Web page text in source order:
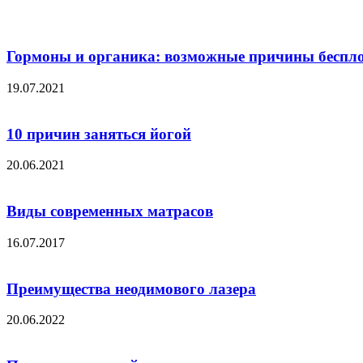
Гормоны и органика: возможные причины
19.07.2021
10 причин заняться йогой
20.06.2021
Виды современных матрасов
16.07.2017
Преимущества неодимового лазера
20.06.2022